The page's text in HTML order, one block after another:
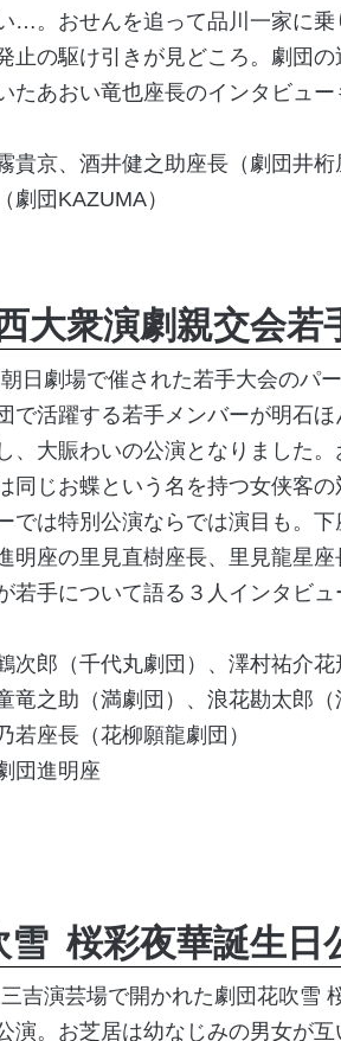
…。おせんを追って品川一家に乗
止の駆け引きが見どころ。劇団の
たあおい竜也座長のインタビュー
貴京、酒井健之助座長（劇団井桁
劇団KAZUMA）
大衆演劇親交会若
日劇場で催された若手大会のパー
で活躍する若手メンバーが明石ほ
、大賑わいの公演となりました。
同じお蝶という名を持つ女侠客の
では特別公演ならでは演目も。下
明座の里見直樹座長、里見龍星座
若手について語る３人インタビュ
次郎（千代丸劇団）、澤村祐介花
竜之助（満劇団）、浪花勘太郎（
若座長（花柳願龍劇団）
団進明座
雪 桜彩夜華誕生日
吉演芸場で開かれた劇団花吹雪
演。お芝居は幼なじみの男女が互